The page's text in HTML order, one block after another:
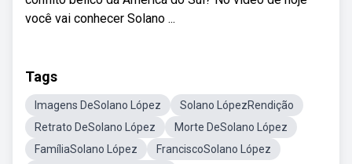
você vai conhecer Solano ...
Tags
Imagens DeSolano López
Solano LópezRendição
Retrato DeSolano López
Morte DeSolano López
FamíliaSolano López
FranciscoSolano López